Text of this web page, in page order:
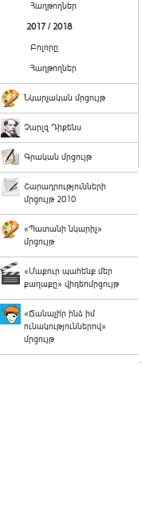
Հաղթողներ
2017 / 2018
Բոլորը
Հաղթողներ
Նկարչական մրցույթ
Չարլզ Դիքենս
Գրական մրցույթ
Շարադրությունների
մրցույթ 2010
«Պատանի նկարիչ»
մրցույթ
«Մաքուր պահենք մեր
քաղաքը» վիդեոմրցույթ
«Ճանաչի՛ր ինձ իմ
ունակություններով»
մրցույթ